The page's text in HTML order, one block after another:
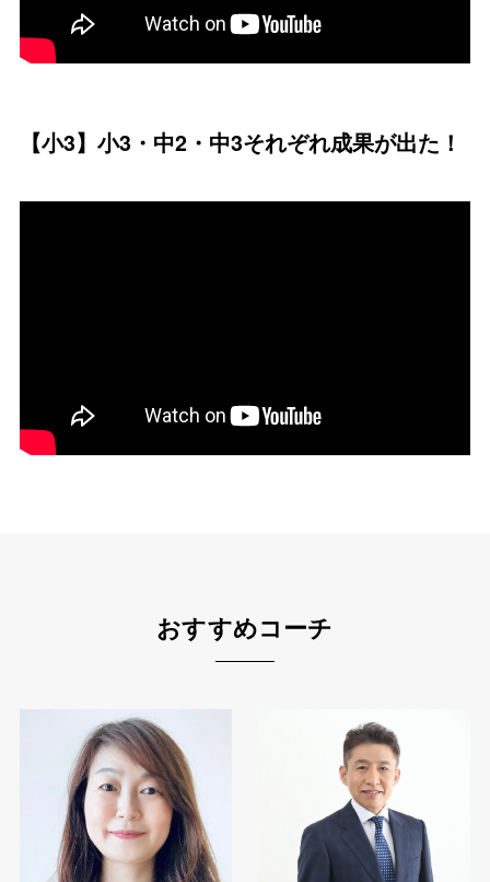
【小3】小3・中2・中3それぞれ成果が出た！
おすすめコーチ